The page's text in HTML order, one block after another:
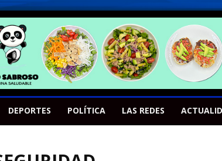
DEPORTES POLÍTICA LAS REDES